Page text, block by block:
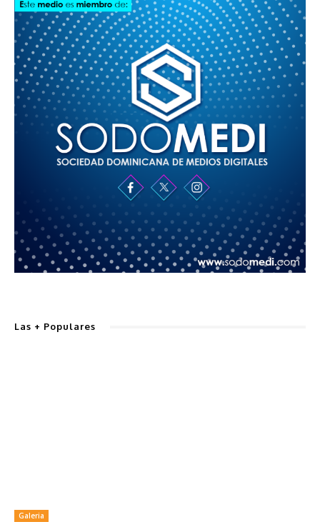
Las + Populares
Galeria